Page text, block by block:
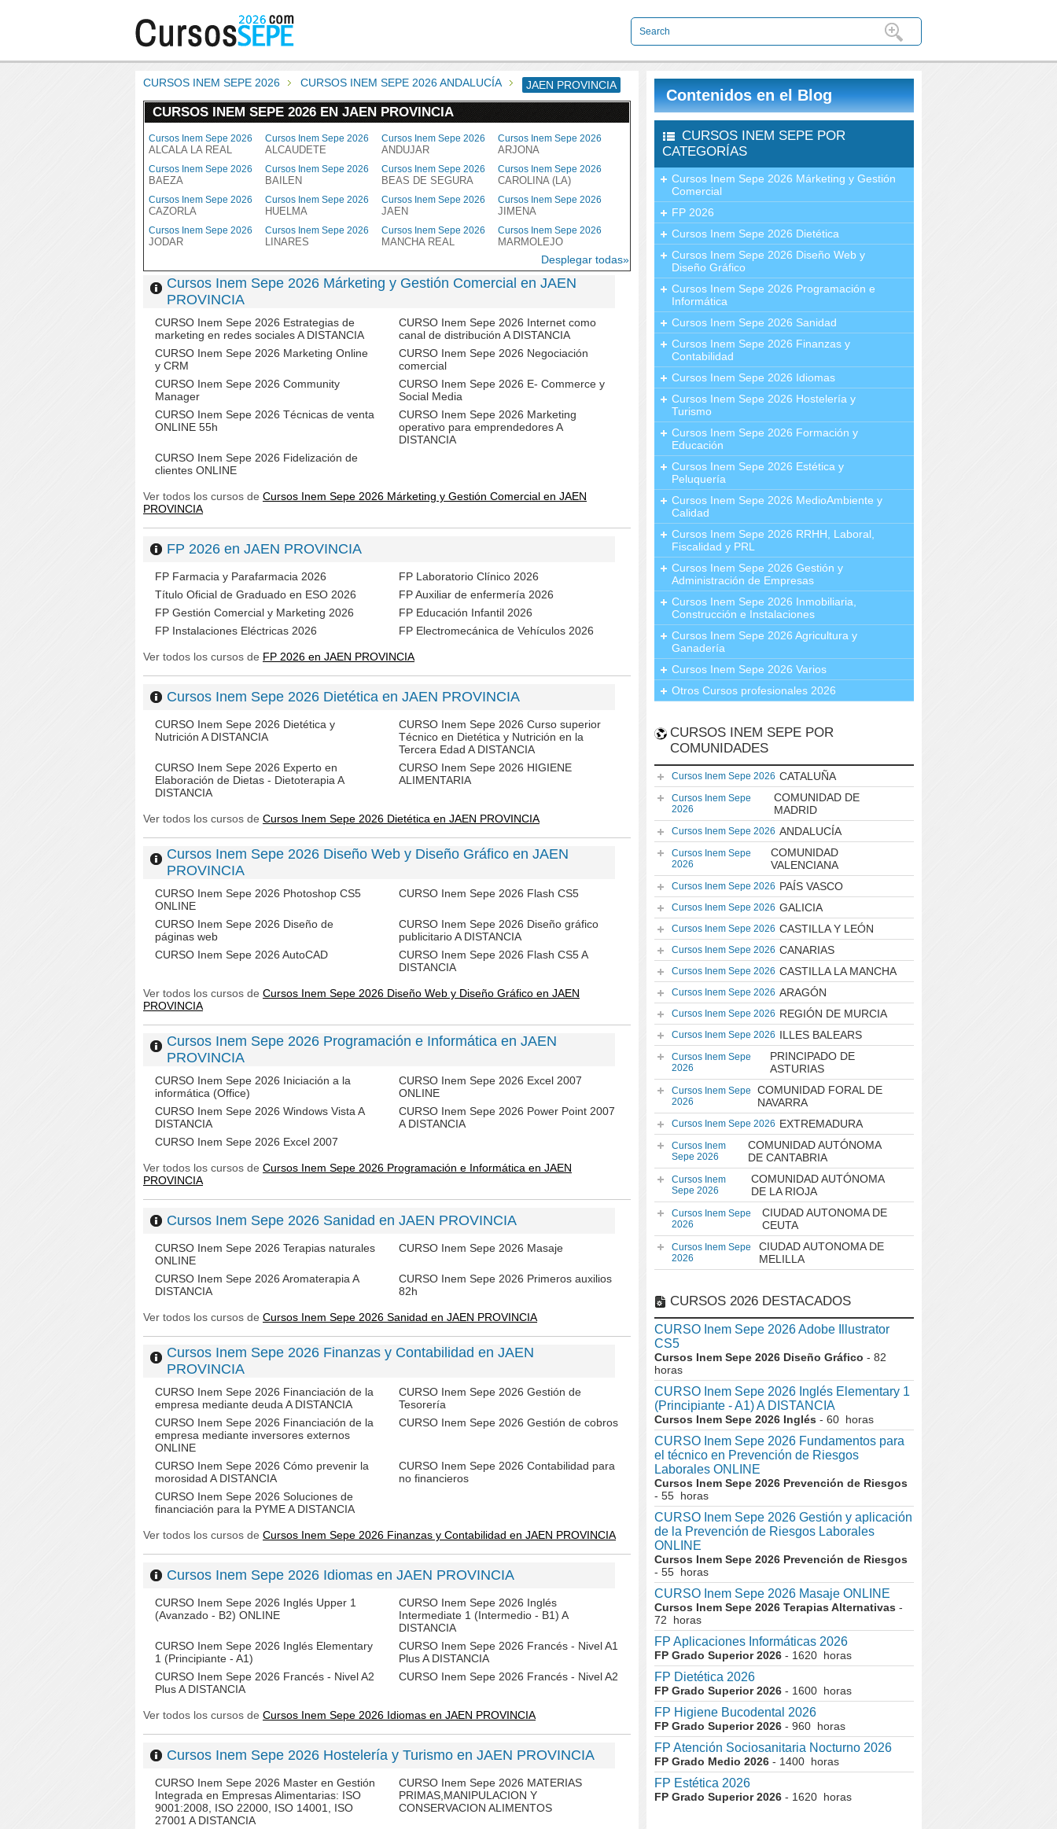
CURSOS INEM SEPE 2026 CURSOS INEM SEPE 2026 ANDALUCÍA JAEN PROVINCIA
CURSOS INEM SEPE 2026 EN JAEN PROVINCIA
Cursos Inem Sepe 2026
ALCALA LA REAL
Cursos Inem Sepe 2026
ALCAUDETE
Cursos Inem Sepe 2026
ANDUJAR
Cursos Inem Sepe 2026
ARJONA
Cursos Inem Sepe 2026
BAEZA
Cursos Inem Sepe 2026
BAILEN
Cursos Inem Sepe 2026
BEAS DE SEGURA
Cursos Inem Sepe 2026
CAROLINA (LA)
Cursos Inem Sepe 2026
CAZORLA
Cursos Inem Sepe 2026
HUELMA
Cursos Inem Sepe 2026
JAEN
Cursos Inem Sepe 2026
JIMENA
Cursos Inem Sepe 2026
JODAR
Cursos Inem Sepe 2026
LINARES
Cursos Inem Sepe 2026
MANCHA REAL
Cursos Inem Sepe 2026
MARMOLEJO
Desplegar todas»
Cursos Inem Sepe 2026 Márketing y Gestión Comercial en JAEN
PROVINCIA
CURSO Inem Sepe 2026 Estrategias de
marketing en redes sociales A DISTANCIA
CURSO Inem Sepe 2026 Internet como
canal de distribución A DISTANCIA
CURSO Inem Sepe 2026 Marketing Online
y CRM
CURSO Inem Sepe 2026 Negociación
comercial
CURSO Inem Sepe 2026 Community
Manager
CURSO Inem Sepe 2026 E- Commerce y
Social Media
CURSO Inem Sepe 2026 Técnicas de venta
ONLINE 55h
CURSO Inem Sepe 2026 Marketing
operativo para emprendedores A
DISTANCIA
CURSO Inem Sepe 2026 Fidelización de
clientes ONLINE
Ver todos los cursos de Cursos Inem Sepe 2026 Márketing y Gestión Comercial en JAEN
PROVINCIA
FP 2026 en JAEN PROVINCIA
FP Farmacia y Parafarmacia 2026
FP Laboratorio Clínico 2026
Título Oficial de Graduado en ESO 2026
FP Auxiliar de enfermería 2026
FP Gestión Comercial y Marketing 2026
FP Educación Infantil 2026
FP Instalaciones Eléctricas 2026
FP Electromecánica de Vehículos 2026
Ver todos los cursos de FP 2026 en JAEN PROVINCIA
Cursos Inem Sepe 2026 Dietética en JAEN PROVINCIA
CURSO Inem Sepe 2026 Dietética y
Nutrición A DISTANCIA
CURSO Inem Sepe 2026 Curso superior
Técnico en Dietética y Nutrición en la
Tercera Edad A DISTANCIA
CURSO Inem Sepe 2026 Experto en
Elaboración de Dietas - Dietoterapia A
DISTANCIA
CURSO Inem Sepe 2026 HIGIENE
ALIMENTARIA
Ver todos los cursos de Cursos Inem Sepe 2026 Dietética en JAEN PROVINCIA
Cursos Inem Sepe 2026 Diseño Web y Diseño Gráfico en JAEN
PROVINCIA
CURSO Inem Sepe 2026 Photoshop CS5
ONLINE
CURSO Inem Sepe 2026 Flash CS5
CURSO Inem Sepe 2026 Diseño de
páginas web
CURSO Inem Sepe 2026 Diseño gráfico
publicitario A DISTANCIA
CURSO Inem Sepe 2026 AutoCAD
CURSO Inem Sepe 2026 Flash CS5 A
DISTANCIA
Ver todos los cursos de Cursos Inem Sepe 2026 Diseño Web y Diseño Gráfico en JAEN
PROVINCIA
Cursos Inem Sepe 2026 Programación e Informática en JAEN
PROVINCIA
CURSO Inem Sepe 2026 Iniciación a la
informática (Office)
CURSO Inem Sepe 2026 Excel 2007
ONLINE
CURSO Inem Sepe 2026 Windows Vista A
DISTANCIA
CURSO Inem Sepe 2026 Power Point 2007
A DISTANCIA
CURSO Inem Sepe 2026 Excel 2007
Ver todos los cursos de Cursos Inem Sepe 2026 Programación e Informática en JAEN
PROVINCIA
Cursos Inem Sepe 2026 Sanidad en JAEN PROVINCIA
CURSO Inem Sepe 2026 Terapias naturales
ONLINE
CURSO Inem Sepe 2026 Masaje
CURSO Inem Sepe 2026 Aromaterapia A
DISTANCIA
CURSO Inem Sepe 2026 Primeros auxilios
82h
Ver todos los cursos de Cursos Inem Sepe 2026 Sanidad en JAEN PROVINCIA
Cursos Inem Sepe 2026 Finanzas y Contabilidad en JAEN
PROVINCIA
CURSO Inem Sepe 2026 Financiación de la
empresa mediante deuda A DISTANCIA
CURSO Inem Sepe 2026 Gestión de
Tesorería
CURSO Inem Sepe 2026 Financiación de la
empresa mediante inversores externos
ONLINE
CURSO Inem Sepe 2026 Gestión de cobros
CURSO Inem Sepe 2026 Cómo prevenir la
morosidad A DISTANCIA
CURSO Inem Sepe 2026 Contabilidad para
no financieros
CURSO Inem Sepe 2026 Soluciones de
financiación para la PYME A DISTANCIA
Ver todos los cursos de Cursos Inem Sepe 2026 Finanzas y Contabilidad en JAEN PROVINCIA
Cursos Inem Sepe 2026 Idiomas en JAEN PROVINCIA
CURSO Inem Sepe 2026 Inglés Upper 1
(Avanzado - B2) ONLINE
CURSO Inem Sepe 2026 Inglés
Intermediate 1 (Intermedio - B1) A
DISTANCIA
CURSO Inem Sepe 2026 Inglés Elementary
1 (Principiante - A1)
CURSO Inem Sepe 2026 Francés - Nivel A1
Plus A DISTANCIA
CURSO Inem Sepe 2026 Francés - Nivel A2
Plus A DISTANCIA
CURSO Inem Sepe 2026 Francés - Nivel A2
Ver todos los cursos de Cursos Inem Sepe 2026 Idiomas en JAEN PROVINCIA
Cursos Inem Sepe 2026 Hostelería y Turismo en JAEN PROVINCIA
CURSO Inem Sepe 2026 Master en Gestión
Integrada en Empresas Alimentarias: ISO
9001:2008, ISO 22000, ISO 14001, ISO
27001 A DISTANCIA
CURSO Inem Sepe 2026 MATERIAS
PRIMAS,MANIPULACION Y
CONSERVACION ALIMENTOS
Contenidos en el Blog
CURSOS INEM SEPE POR
CATEGORÍAS
Cursos Inem Sepe 2026 Márketing y Gestión
Comercial
FP 2026
Cursos Inem Sepe 2026 Dietética
Cursos Inem Sepe 2026 Diseño Web y
Diseño Gráfico
Cursos Inem Sepe 2026 Programación e
Informática
Cursos Inem Sepe 2026 Sanidad
Cursos Inem Sepe 2026 Finanzas y
Contabilidad
Cursos Inem Sepe 2026 Idiomas
Cursos Inem Sepe 2026 Hostelería y
Turismo
Cursos Inem Sepe 2026 Formación y
Educación
Cursos Inem Sepe 2026 Estética y
Peluquería
Cursos Inem Sepe 2026 MedioAmbiente y
Calidad
Cursos Inem Sepe 2026 RRHH, Laboral,
Fiscalidad y PRL
Cursos Inem Sepe 2026 Gestión y
Administración de Empresas
Cursos Inem Sepe 2026 Inmobiliaria,
Construcción e Instalaciones
Cursos Inem Sepe 2026 Agricultura y
Ganadería
Cursos Inem Sepe 2026 Varios
Otros Cursos profesionales 2026
CURSOS INEM SEPE POR
COMUNIDADES
Cursos Inem Sepe 2026 CATALUÑA
Cursos Inem Sepe
2026
COMUNIDAD DE
MADRID
Cursos Inem Sepe 2026 ANDALUCÍA
Cursos Inem Sepe
2026
COMUNIDAD
VALENCIANA
Cursos Inem Sepe 2026 PAÍS VASCO
Cursos Inem Sepe 2026 GALICIA
Cursos Inem Sepe 2026 CASTILLA Y LEÓN
Cursos Inem Sepe 2026 CANARIAS
Cursos Inem Sepe 2026 CASTILLA LA MANCHA
Cursos Inem Sepe 2026 ARAGÓN
Cursos Inem Sepe 2026 REGIÓN DE MURCIA
Cursos Inem Sepe 2026 ILLES BALEARS
Cursos Inem Sepe
2026
PRINCIPADO DE
ASTURIAS
Cursos Inem Sepe
2026
COMUNIDAD FORAL DE
NAVARRA
Cursos Inem Sepe 2026 EXTREMADURA
Cursos Inem
Sepe 2026
COMUNIDAD AUTÓNOMA
DE CANTABRIA
Cursos Inem
Sepe 2026
COMUNIDAD AUTÓNOMA
DE LA RIOJA
Cursos Inem Sepe
2026
CIUDAD AUTONOMA DE
CEUTA
Cursos Inem Sepe
2026
CIUDAD AUTONOMA DE
MELILLA
CURSOS 2026 DESTACADOS
CURSO Inem Sepe 2026 Adobe Illustrator
CS5
Cursos Inem Sepe 2026 Diseño Gráfico - 82
horas
CURSO Inem Sepe 2026 Inglés Elementary 1
(Principiante - A1) A DISTANCIA
Cursos Inem Sepe 2026 Inglés - 60 horas
CURSO Inem Sepe 2026 Fundamentos para
el técnico en Prevención de Riesgos
Laborales ONLINE
Cursos Inem Sepe 2026 Prevención de Riesgos
- 55 horas
CURSO Inem Sepe 2026 Gestión y aplicación
de la Prevención de Riesgos Laborales
ONLINE
Cursos Inem Sepe 2026 Prevención de Riesgos
- 55 horas
CURSO Inem Sepe 2026 Masaje ONLINE
Cursos Inem Sepe 2026 Terapias Alternativas -
72 horas
FP Aplicaciones Informáticas 2026
FP Grado Superior 2026 - 1620 horas
FP Dietética 2026
FP Grado Superior 2026 - 1600 horas
FP Higiene Bucodental 2026
FP Grado Superior 2026 - 960 horas
FP Atención Sociosanitaria Nocturno 2026
FP Grado Medio 2026 - 1400 horas
FP Estética 2026
FP Grado Superior 2026 - 1620 horas